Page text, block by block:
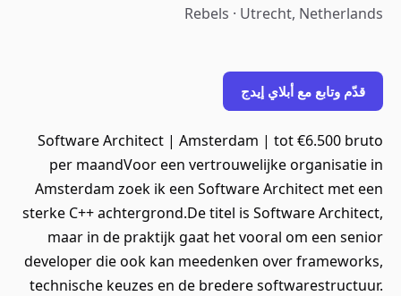
Rebels · Utrecht, Netherlands
قدّم وتابع مع أبلاي إيدج
Software Architect | Amsterdam | tot €6.500 bruto
per maandVoor een vertrouwelijke organisatie in
Amsterdam zoek ik een Software Architect met een
sterke C++ achtergrond.De titel is Software Architect,
maar in de praktijk gaat het vooral om een senior
developer die ook kan meedenken over frameworks,
technische keuzes en de bredere softwarestructuur.